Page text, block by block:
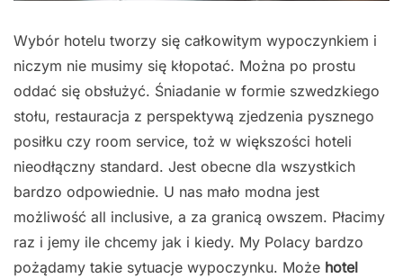
Wybór hotelu tworzy się całkowitym wypoczynkiem i
niczym nie musimy się kłopotać. Można po prostu
oddać się obsłużyć. Śniadanie w formie szwedzkiego
stołu, restauracja z perspektywą zjedzenia pysznego
posiłku czy room service, toż w większości hoteli
nieodłączny standard. Jest obecne dla wszystkich
bardzo odpowiednie. U nas mało modna jest
możliwość all inclusive, a za granicą owszem. Płacimy
raz i jemy ile chcemy jak i kiedy. My Polacy bardzo
pożądamy takie sytuacje wypoczynku. Może hotel